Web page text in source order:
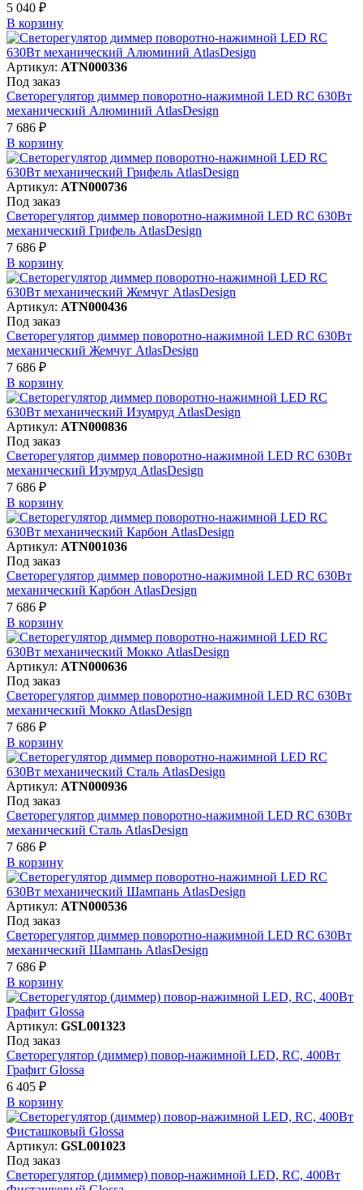
5 040 ₽
В корзинy
Артикул: ATN000336
Под заказ
Светорегулятор диммер поворотно-нажимной LED RC 630Вт
механический Алюминий AtlasDesign
7 686 ₽
В корзинy
Артикул: ATN000736
Под заказ
Светорегулятор диммер поворотно-нажимной LED RC 630Вт
механический Грифель AtlasDesign
7 686 ₽
В корзинy
Артикул: ATN000436
Под заказ
Светорегулятор диммер поворотно-нажимной LED RC 630Вт
механический Жемчуг AtlasDesign
7 686 ₽
В корзинy
Артикул: ATN000836
Под заказ
Светорегулятор диммер поворотно-нажимной LED RC 630Вт
механический Изумруд AtlasDesign
7 686 ₽
В корзинy
Артикул: ATN001036
Под заказ
Светорегулятор диммер поворотно-нажимной LED RC 630Вт
механический Карбон AtlasDesign
7 686 ₽
В корзинy
Артикул: ATN000636
Под заказ
Светорегулятор диммер поворотно-нажимной LED RC 630Вт
механический Мокко AtlasDesign
7 686 ₽
В корзинy
Артикул: ATN000936
Под заказ
Светорегулятор диммер поворотно-нажимной LED RC 630Вт
механический Сталь AtlasDesign
7 686 ₽
В корзинy
Артикул: ATN000536
Под заказ
Светорегулятор диммер поворотно-нажимной LED RC 630Вт
механический Шампань AtlasDesign
7 686 ₽
В корзинy
Артикул: GSL001323
Под заказ
Светорегулятор (диммер) повор-нажимной LED, RC, 400Вт
Графит Glossa
6 405 ₽
В корзинy
Артикул: GSL001023
Под заказ
Светорегулятор (диммер) повор-нажимной LED, RC, 400Вт